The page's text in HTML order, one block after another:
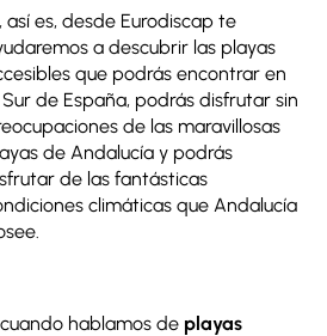
así es, desde Eurodiscap te
a descubrir las playas
que podrás encontrar en
de España, podrás disfrutar sin
de las maravillosas
de Andalucía y podrás
de las fantásticas
climáticas que Andalucía
hablamos de playas